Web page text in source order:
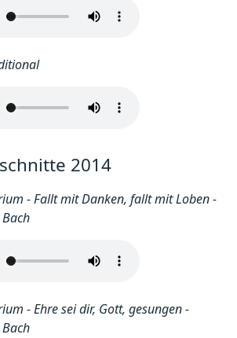
2014
- Fallt mit Danken, fallt mit Loben -
- Ehre sei dir, Gott, gesungen -